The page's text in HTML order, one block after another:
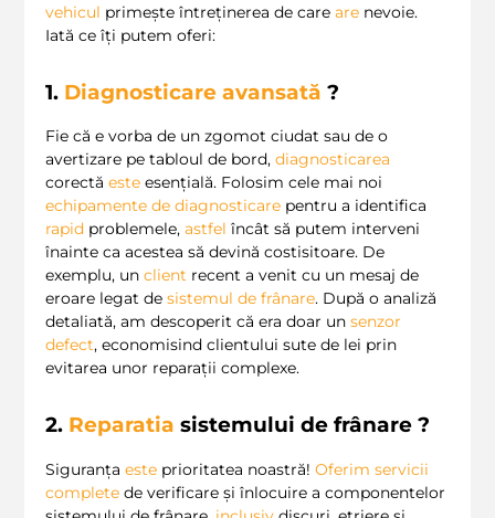
vehicul primește întreținerea de care are nevoie.
Iată ce îți putem oferi:
1. Diagnosticare avansată ?
Fie că e vorba de un zgomot ciudat sau de o
avertizare pe tabloul de bord, diagnosticarea
corectă este esențială. Folosim cele mai noi
echipamente de diagnosticare pentru a identifica
rapid problemele, astfel încât să putem interveni
înainte ca acestea să devină costisitoare. De
exemplu, un client recent a venit cu un mesaj de
eroare legat de sistemul de frânare. După o analiză
detaliată, am descoperit că era doar un senzor
defect, economisind clientului sute de lei prin
evitarea unor reparații complexe.
2. Reparatia sistemului de frânare ?
Siguranța este prioritatea noastră! Oferim servicii
complete de verificare și înlocuire a componentelor